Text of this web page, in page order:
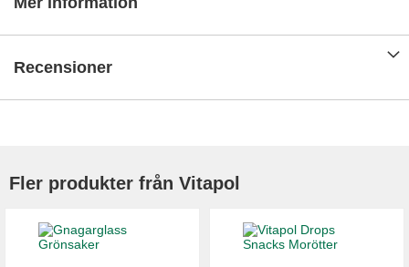
Recensioner
Fler produkter från Vitapol